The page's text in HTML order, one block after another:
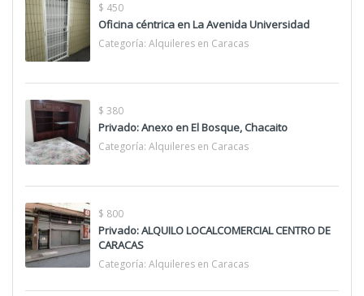
$ 450
Oficina céntrica en La Avenida Universidad
Categoría: Alquileres en Caracas
$ 380
Privado: Anexo en El Bosque, Chacaito
Categoría: Alquileres en Caracas
$ 800
Privado: ALQUILO LOCALCOMERCIAL CENTRO DE
CARACAS
Categoría: Alquileres en Caracas